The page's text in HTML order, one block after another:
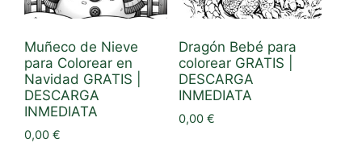
Muñeco de Nieve
para Colorear en
Navidad GRATIS |
DESCARGA
INMEDIATA
0,00 €
Dragón Bebé para
colorear GRATIS |
DESCARGA
INMEDIATA
0,00€